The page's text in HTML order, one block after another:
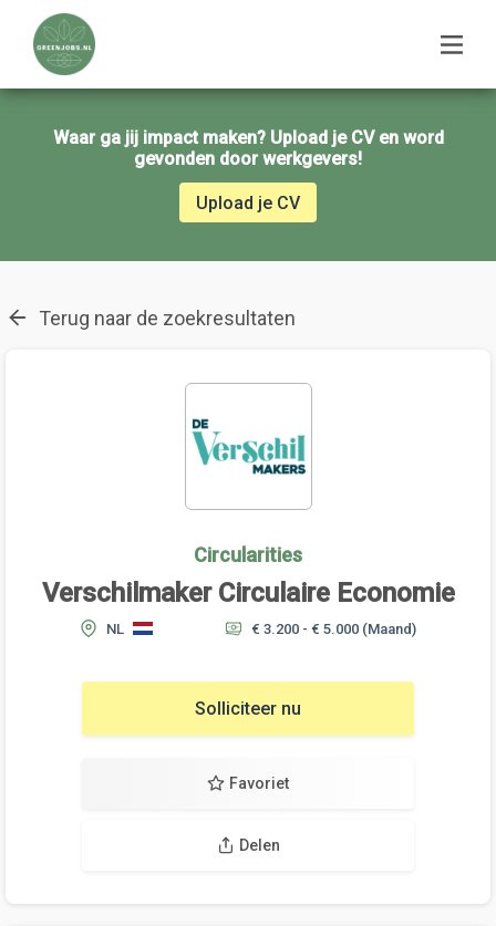
Waar ga jij impact maken? Upload je CV en word
gevonden door werkgevers!
Upload je CV
Terug naar de zoekresultaten
Circularities
Verschilmaker Circulaire Economie
NL € 3.200 - € 5.000 (Maand)
Solliciteer nu
Favoriet
Delen